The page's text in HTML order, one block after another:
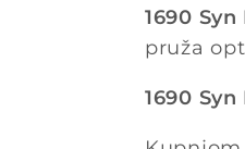
1690
pruža
1690